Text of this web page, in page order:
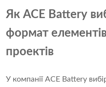
Як ACE Battery
формат
проектів
У компанії ACE Battery